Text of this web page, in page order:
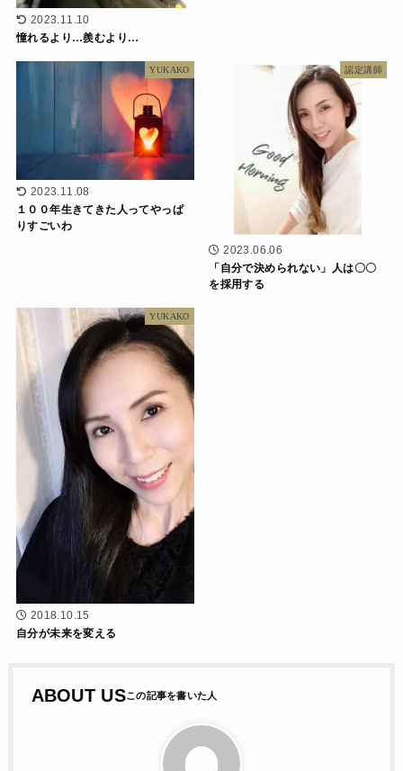
2023.11.10
憧れるより…羨むより…
YUKAKO
2023.11.08
１００年生きてきた人ってやっぱ
りすごいわ
認定講師
2023.06.06
「自分で決められない」人は〇〇
を採用する
YUKAKO
2018.10.15
自分が未来を変える
ABOUT US